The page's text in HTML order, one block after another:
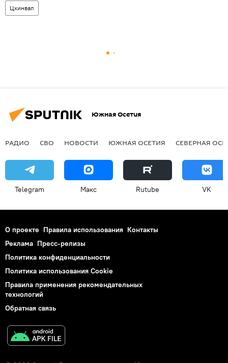
Цхинвал
Южная Осетия
РАДИО СВО НОВОСТИ ЮЖНАЯ ОСЕТИЯ СЕВЕРНАЯ
Telegram Макс Rutube VK
О проекте Правила использования Контакты
Реклама Пресс-релизы
Политика конфиденциальности
Политика использования Cookie
Правила применения рекомендательных
технологий
Обратная связь